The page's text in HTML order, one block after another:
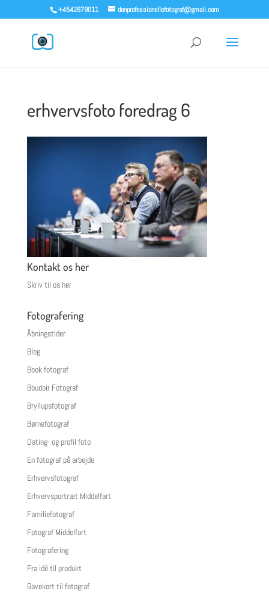
+4542679011 denprofessionellefotograf@gmail.com
erhvervsfoto foredrag 6
Kontakt os her
Skriv til os her
Fotografering
Åbningstider
Blog
Book fotograf
Boudoir Fotograf
Bryllupsfotograf
Børnefotograf
Dating- og profil foto
En fotograf på arbejde
Erhvervsfotograf
Erhvervsportræt Middelfart
Familiefotograf
Fotograf Middelfart
Fotografering
Fra idé til produkt
Gavekort til fotograf